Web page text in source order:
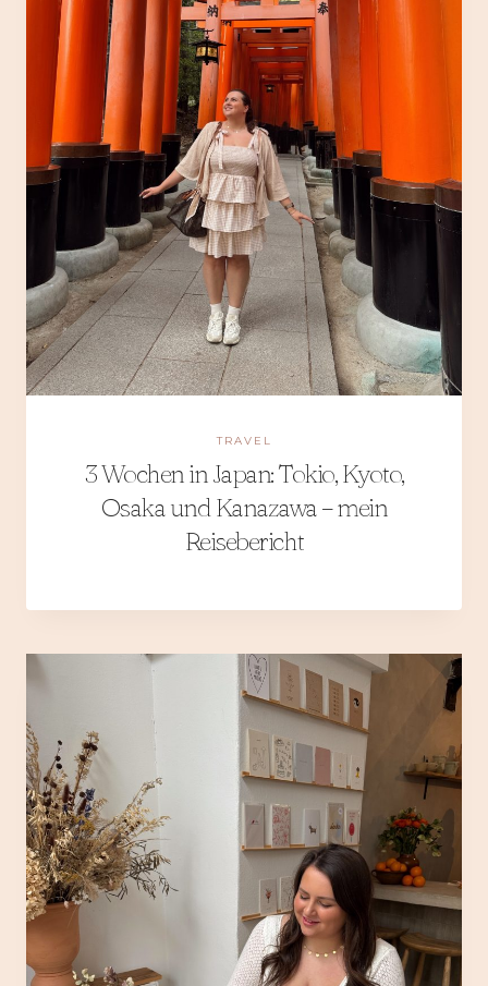
TRAVEL
3 Wochen in Japan: Tokio, Kyoto,
Osaka und Kanazawa – mein
Reisebericht